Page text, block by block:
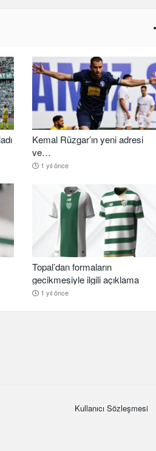
Kemal Rüzgar’ın yeni adresi
ve…
1 yıl önce
Topal’dan formaların
gecikmesiyle ilgili açıklama
1 yıl önce
Kullanıcı Sözleşmesi